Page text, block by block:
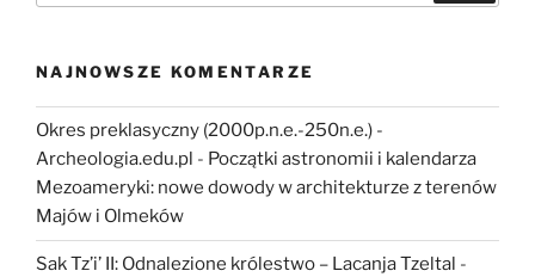
NAJNOWSZE KOMENTARZE
Okres preklasyczny (2000p.n.e.-250n.e.) -
Archeologia.edu.pl - Początki astronomii i kalendarza
Mezoameryki: nowe dowody w architekturze z terenów
Majów i Olmeków
Sak Tz’i’ II: Odnalezione królestwo – Lacanja Tzeltal -